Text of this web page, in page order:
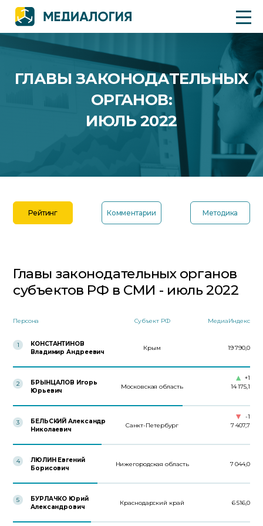
ГЛАВЫ ЗАКОНОДАТЕЛЬНЫХ
ОРГАНОВ:
ИЮЛЬ 2022
Рейтинг Комментарии Методика
Главы законодательных органов
субъектов РФ в СМИ - июль 2022
Персона Субъект РФ МедиаИндекс
1
КОНСТАНТИНОВ
Владимир Андреевич
Крым 19 790,0
2
БРЫНЦАЛОВ Игорь
Юрьевич
Московская область 14 175,1
+1
3
БЕЛЬСКИЙ Александр
Николаевич
Санкт-Петербург 7 407,7
-1
4
ЛЮЛИН Евгений
Борисович
Нижегородская область 7 044,0
5
БУРЛАЧКО Юрий
Александрович
Краснодарский край 6 516,0